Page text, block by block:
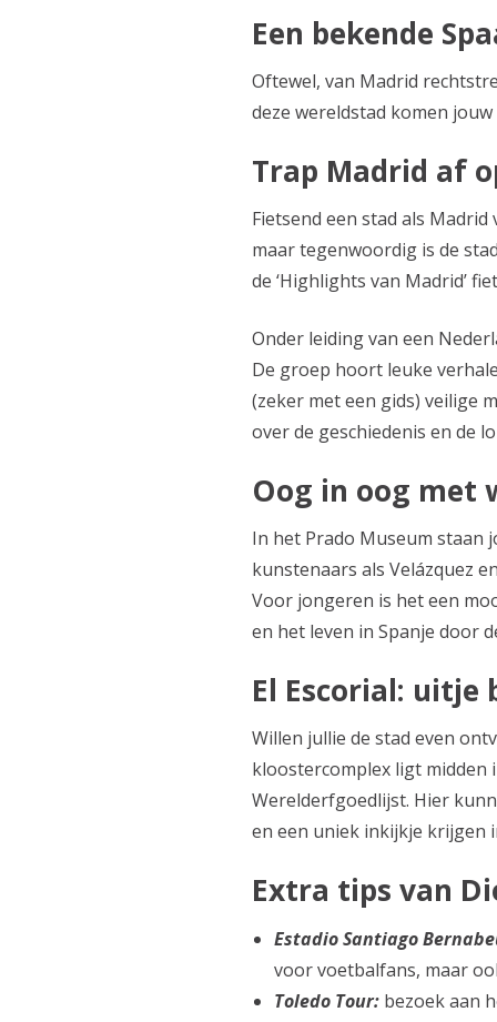
Een bekende
Oftewel, van Madrid
deze wereldstad komen
Trap Madrid af
Fietsend een stad als
maar tegenwoordig is de
de ‘Highlights van Madrid’
Onder leiding van een
De groep hoort leuke
(zeker met een gids) veilige
over de geschiedenis en de
Oog in oog met
In het Prado Museum staan
kunstenaars als Velázquez
Voor jongeren is het een
en het leven in Spanje door
El Escorial:
Willen jullie de stad even
kloostercomplex ligt midden
Werelderfgoedlijst. Hier
en een uniek inkijkje krijgen
Extra tips van
Estadio Santiago
voor voetbalfans, maar
Toledo Tour: bezoek aan